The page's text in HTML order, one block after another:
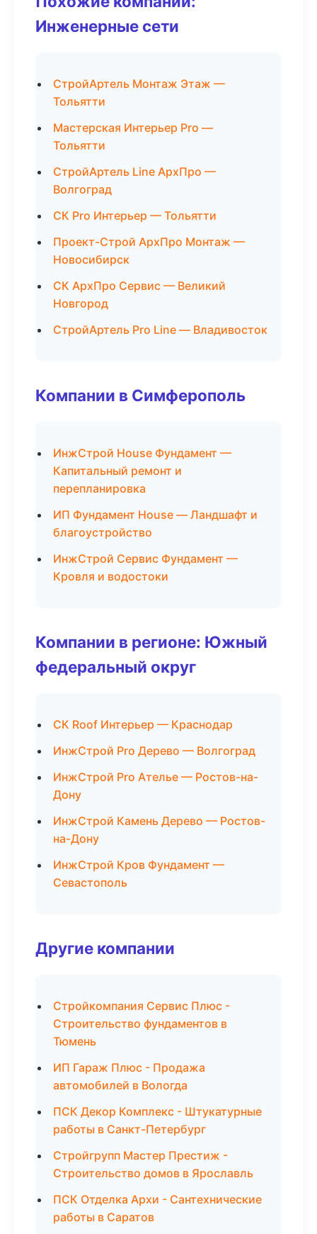
Инженерные сети
СтройАртель Монтаж Этаж —
Тольятти
Мастерская Интерьер Pro —
Тольятти
СтройАртель Line АрхПро —
Волгоград
СК Pro Интерьер — Тольятти
Проект-Строй АрхПро Монтаж —
Новосибирск
СК АрхПро Сервис — Великий
Новгород
СтройАртель Pro Line — Владивосток
Компании в Симферополь
ИнжСтрой House Фундамент —
Капитальный ремонт и
перепланировка
ИП Фундамент House — Ландшафт и
благоустройство
ИнжСтрой Сервис Фундамент —
Кровля и водостоки
Компании в регионе: Южный
федеральный округ
СК Roof Интерьер — Краснодар
ИнжСтрой Pro Дерево — Волгоград
ИнжСтрой Pro Ателье — Ростов-на-
Дону
ИнжСтрой Камень Дерево — Ростов-
на-Дону
ИнжСтрой Кров Фундамент —
Севастополь
Другие компании
Стройкомпания Сервис Плюс -
Строительство фундаментов в
Тюмень
ИП Гараж Плюс - Продажа
автомобилей в Вологда
ПСК Декор Комплекс - Штукатурные
работы в Санкт-Петербург
Стройгрупп Мастер Престиж -
Строительство домов в Ярославль
ПСК Отделка Архи - Сантехнические
работы в Саратов